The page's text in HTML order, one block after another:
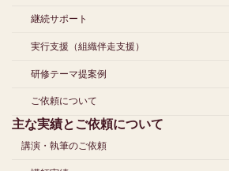
継続サポート
実行支援（組織伴走支援）
研修テーマ提案例
ご依頼について
主な実績とご依頼について
講演・執筆のご依頼